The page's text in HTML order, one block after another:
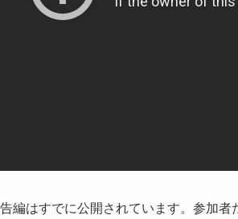
編はすでに公開されています。参加